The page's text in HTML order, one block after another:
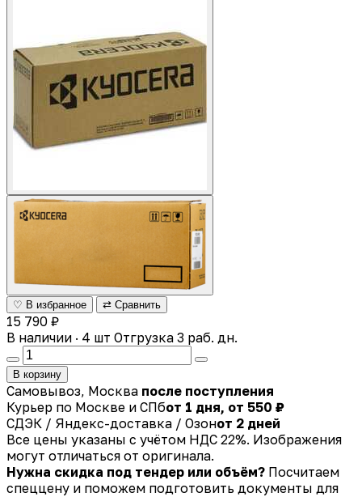
♡ В избранное ⇄ Сравнить
15 790 ₽
В наличии · 4 шт Отгрузка 3 раб. дн.
В корзину
Самовывоз, Москва после поступления
Курьер по Москве и СПбот 1 дня, от 550 ₽
СДЭК / Яндекс-доставка / Озонот 2 дней
Все цены указаны с учётом НДС 22%. Изображения
могут отличаться от оригинала.
Нужна скидка под тендер или объём? Посчитаем
спеццену и поможем подготовить документы для